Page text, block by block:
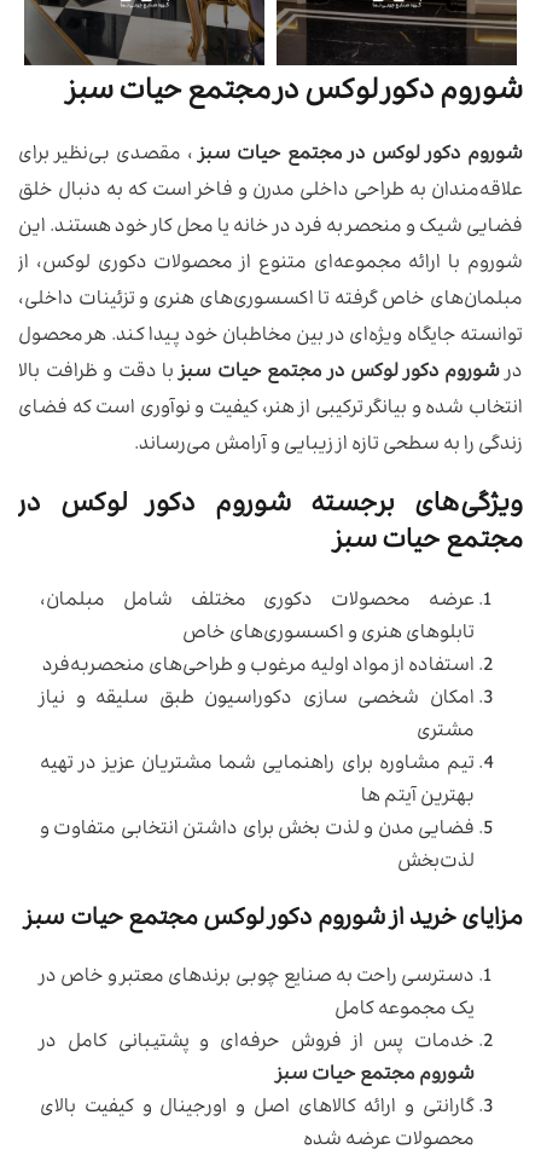
شوروم دکور لوکس در مجتمع حیات سبز
شوروم دکور لوکس در مجتمع حیات سبز، مقصدی بی‌نظیر برای
علاقه‌مندان به طراحی داخلی مدرن و فاخر است که به دنبال خلق
فضایی شیک و منحصر به فرد در خانه یا محل کار خود هستند. این
شوروم با ارائه مجموعه‌ای متنوع از محصولات دکوری لوکس، از
مبلمان‌های خاص گرفته تا اکسسوری‌های هنری و تزئینات داخلی،
توانسته جایگاه ویژه‌ای در بین مخاطبان خود پیدا کند. هر محصول
درشوروم دکور لوکس در مجتمع حیات سبزبا دقت و ظرافت بالا
انتخاب شده و بیانگر ترکیبی از هنر، کیفیت و نوآوری است که فضای
زندگی را به سطحی تازه از زیبایی و آرامش می‌رساند.
ویژگی‌های برجسته شوروم دکور لوکس در
مجتمع حیات سبز
عرضه محصولات دکوری مختلف شامل مبلمان،
تابلوهای هنری و اکسسوری‌های خاص
استفاده از مواد اولیه مرغوب و طراحی‌های منحصربه‌فرد
امکان شخصی سازی دکوراسیون طبق سلیقه و نیاز
مشتری
تیم مشاوره برای راهنمایی شما مشتریان عزیز در تهیه
بهترین آیتم ها
فضایی مدن و لذت بخش برای داشتن انتخابی متفاوت و
لذت‌بخش
مزایای خرید از شوروم دکور لوکس مجتمع حیات سبز
دسترسی راحت به صنایع چوبی برندهای معتبر و خاص در
یک مجموعه کامل
خدمات پس از فروش حرفه‌ای و پشتیبانی کامل در
شوروم مجتمع حیات سبز
گارانتی و ارائه کالاهای اصل و اورجینال و کیفیت بالای
محصولات عرضه شده